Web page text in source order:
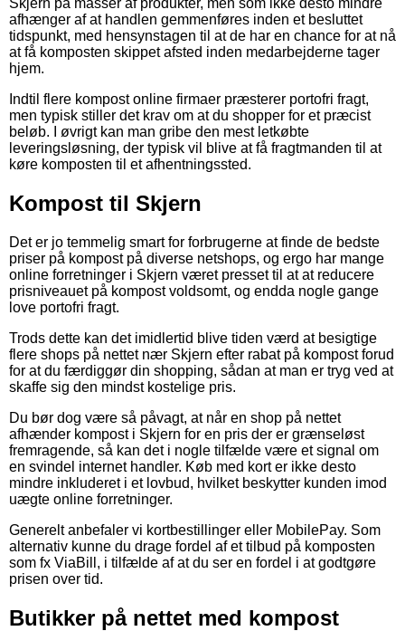
afhænger af at handlen gemmenføres inden et besluttet
tidspunkt, med hensynstagen til at de har en chance for at nå
at få komposten skippet afsted inden medarbejderne tager
hjem.
Indtil flere kompost online firmaer præsterer portofri fragt,
men typisk stiller det krav om at du shopper for et præcist
beløb. I øvrigt kan man gribe den mest letkøbte
leveringsløsning, der typisk vil blive at få fragtmanden til at
køre komposten til et afhentningssted.
Kompost til Skjern
Det er jo temmelig smart for forbrugerne at finde de bedste
priser på kompost på diverse netshops, og ergo har mange
online forretninger i Skjern været presset til at at reducere
prisniveauet på kompost voldsomt, og endda nogle gange
love portofri fragt.
Trods dette kan det imidlertid blive tiden værd at besigtige
flere shops på nettet nær Skjern efter rabat på kompost forud
for at du færdiggør din shopping, sådan at man er tryg ved at
skaffe sig den mindst kostelige pris.
Du bør dog være så påvagt, at når en shop på nettet
afhænder kompost i Skjern for en pris der er grænseløst
fremragende, så kan det i nogle tilfælde være et signal om
en svindel internet handler. Køb med kort er ikke desto
mindre inkluderet i et lovbud, hvilket beskytter kunden imod
uægte online forretninger.
Generelt anbefaler vi kortbestillinger eller MobilePay. Som
alternativ kunne du drage fordel af et tilbud på komposten
som fx ViaBill, i tilfælde af at du ser en fordel i at godtgøre
prisen over tid.
Butikker på nettet med kompost